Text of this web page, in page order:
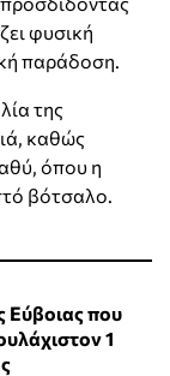
φυσική
παράδοση.
της
καθώς
όπου η
βότσαλο.
Εύβοιας που
1